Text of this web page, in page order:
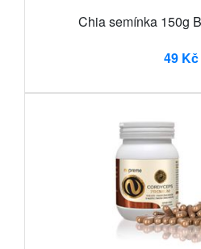
Chia semínka 150g
49 Kč